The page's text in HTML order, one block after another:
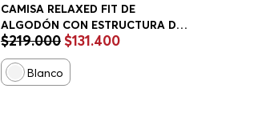
CAMISA RELAXED FIT DE
ALGODÓN CON ESTRUCTURA DE
REJILLA CAMISA RELAXED FIT
HOMBRE
$219.000 $131.400
Blanco